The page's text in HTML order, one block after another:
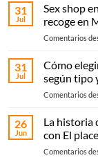
31
Jul
Sex shop
recoge en
Comentarios
31
Jul
Cómo
según tipo
Comentarios
26
Jun
La historia
con El
Comentarios